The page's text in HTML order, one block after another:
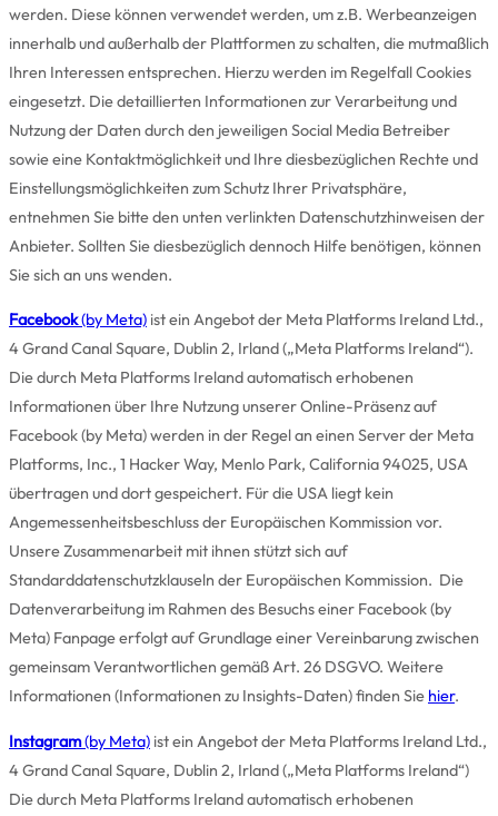
werden. Diese können verwendet werden, um z.B. Werbeanzeigen
innerhalb und außerhalb der Plattformen zu schalten, die mutmaßlich
Ihren Interessen entsprechen. Hierzu werden im Regelfall Cookies
eingesetzt. Die detaillierten Informationen zur Verarbeitung und
Nutzung der Daten durch den jeweiligen Social Media Betreiber
sowie eine Kontaktmöglichkeit und Ihre diesbezüglichen Rechte und
Einstellungsmöglichkeiten zum Schutz Ihrer Privatsphäre,
entnehmen Sie bitte den unten verlinkten Datenschutzhinweisen der
Anbieter. Sollten Sie diesbezüglich dennoch Hilfe benötigen, können
Sie sich an uns wenden.
Facebook(by Meta) ist ein Angebot der Meta Platforms Ireland Ltd.,
4 Grand Canal Square, Dublin 2, Irland („Meta Platforms Ireland“).
Die durch Meta Platforms Ireland automatisch erhobenen
Informationen über Ihre Nutzung unserer Online-Präsenz auf
Facebook (by Meta) werden in der Regel an einen Server der Meta
Platforms, Inc., 1 Hacker Way, Menlo Park, California 94025, USA
übertragen und dort gespeichert. Für die USA liegt kein
Angemessenheitsbeschluss der Europäischen Kommission vor.
Unsere Zusammenarbeit mit ihnen stützt sich auf
Standarddatenschutzklauseln der Europäischen Kommission. Die
Datenverarbeitung im Rahmen des Besuchs einer Facebook (by
Meta) Fanpage erfolgt auf Grundlage einer Vereinbarung zwischen
gemeinsam Verantwortlichen gemäß Art. 26 DSGVO. Weitere
Informationen (Informationen zu Insights-Daten) finden Sie hier.
Instagram(by Meta) ist ein Angebot der Meta Platforms Ireland Ltd.,
4 Grand Canal Square, Dublin 2, Irland („Meta Platforms Ireland“)
Die durch Meta Platforms Ireland automatisch erhobenen